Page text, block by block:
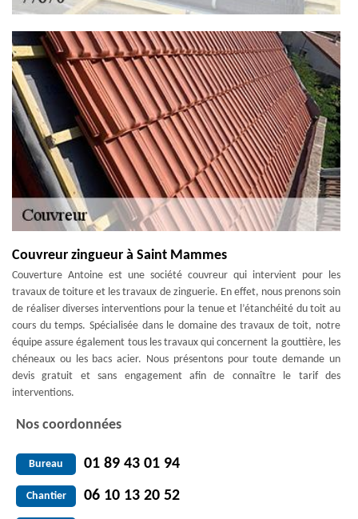
Couvreur zingueur à Saint Mammes
Couverture Antoine est une société couvreur qui intervient pour les
travaux de toiture et les travaux de zinguerie. En effet, nous prenons soin
de réaliser diverses interventions pour la tenue et l’étanchéité du toit au
cours du temps. Spécialisée dans le domaine des travaux de toit, notre
équipe assure également tous les travaux qui concernent la gouttière, les
chéneaux ou les bacs acier. Nous présentons pour toute demande un
devis gratuit et sans engagement afin de connaître le tarif des
interventions.
Nos coordonnées
Bureau 01 89 43 01 94
Chantier 06 10 13 20 52